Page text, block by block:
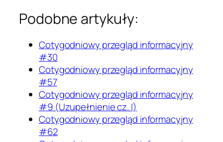
Podobne artykuły:
Cotygodniowy przegląd informacyjny
#30
Cotygodniowy przegląd informacyjny
#57
Cotygodniowy przegląd informacyjny
#9 (Uzupełnienie cz. I)
Cotygodniowy przegląd informacyjny
#62